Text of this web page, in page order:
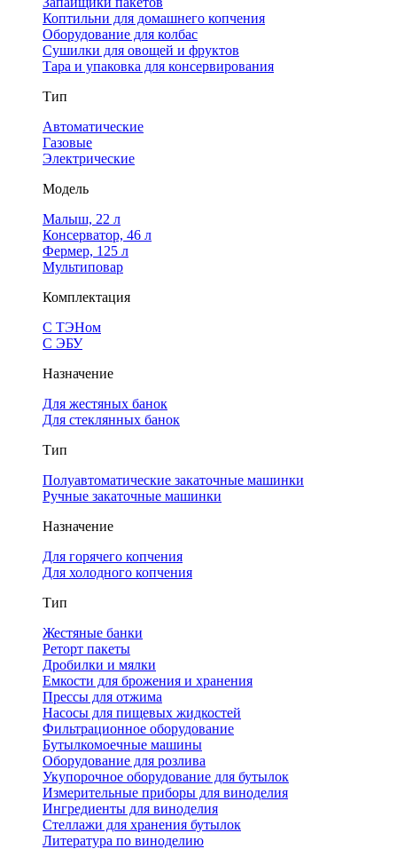
Коптильни для домашнего копчения
Оборудование для колбас
Сушилки для овощей и фруктов
Тара и упаковка для консервирования
Тип
Автоматические
Газовые
Электрические
Модель
Малыш, 22 л
Консерватор, 46 л
Фермер, 125 л
Мультиповар
Комплектация
С ТЭНом
С ЭБУ
Назначение
Для жестяных банок
Для стеклянных банок
Тип
Полуавтоматические закаточные машинки
Ручные закаточные машинки
Назначение
Для горячего копчения
Для холодного копчения
Тип
Жестяные банки
Реторт пакеты
Дробилки и мялки
Емкости для брожения и хранения
Прессы для отжима
Насосы для пищевых жидкостей
Фильтрационное оборудование
Бутылкомоечные машины
Оборудование для розлива
Укупорочное оборудование для бутылок
Измерительные приборы для виноделия
Ингредиенты для виноделия
Стеллажи для хранения бутылок
Литература по виноделию